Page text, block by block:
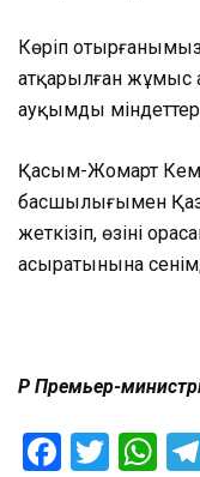
Көріп
атқарылған жұмыс
ауқымды міндеттер
Қасым-Жомарт
басшылығымен
жеткізіп, өзінің
асыратынына
ҚР Премьер-